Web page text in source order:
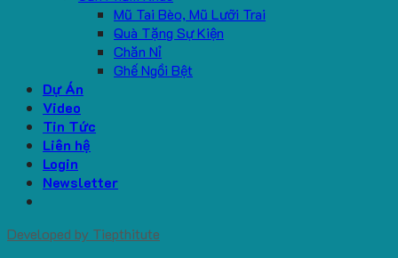
Mũ Tai Bèo, Mũ Lưỡi Trai
Quà Tặng Sự Kiện
Chăn Nỉ
Ghế Ngồi Bệt
Dự Án
Video
Tin Tức
Liên hệ
Login
Newsletter
Developed by Tiepthitute